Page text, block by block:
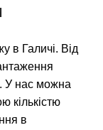
в Галичі. Від
У нас можна
кількістю
в